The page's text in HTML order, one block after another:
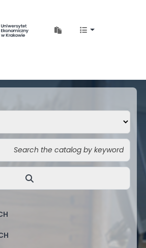
Ekonomicznego w